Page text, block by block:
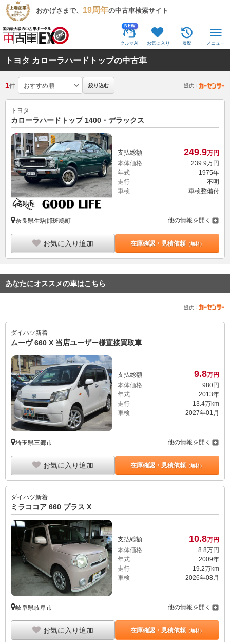
おかげさまで、 19周年の中古車検索サイト
NEW
クルマAI お気に入り 履歴 メニュー
トヨタ カローラハードトップの中古車
1件 絞り込む 提供：
トヨタ
カローラハードトップ 1400・デラックス
支払総額 249.9万円
本体価格
239. 9万円
年式
1975年
走行
不明
車検
車検整備付
奈良県生駒郡斑鳩町 他の情報を開く
お気に入り追加 在庫確認・見積依頼（無料）
あなたにオススメの車はこちら
提供：
ダイハツ新着
ムーヴ 660 X 当店ユーザー様直接買取車
支払総額 9.8万円
本体価格
980円
年式
2013年
走行
13.4万km
車検
2027年01月
埼玉県三郷市 他の情報を開く
お気に入り追加 在庫確認・見積依頼（無料）
ダイハツ新着
ミラココア 660 プラス X
支払総額 10.8万円
本体価格
8. 8万円
年式
2009年
走行
19.2万km
車検
2026年08月
岐阜県岐阜市 他の情報を開く
お気に入り追加 在庫確認・見積依頼（無料）